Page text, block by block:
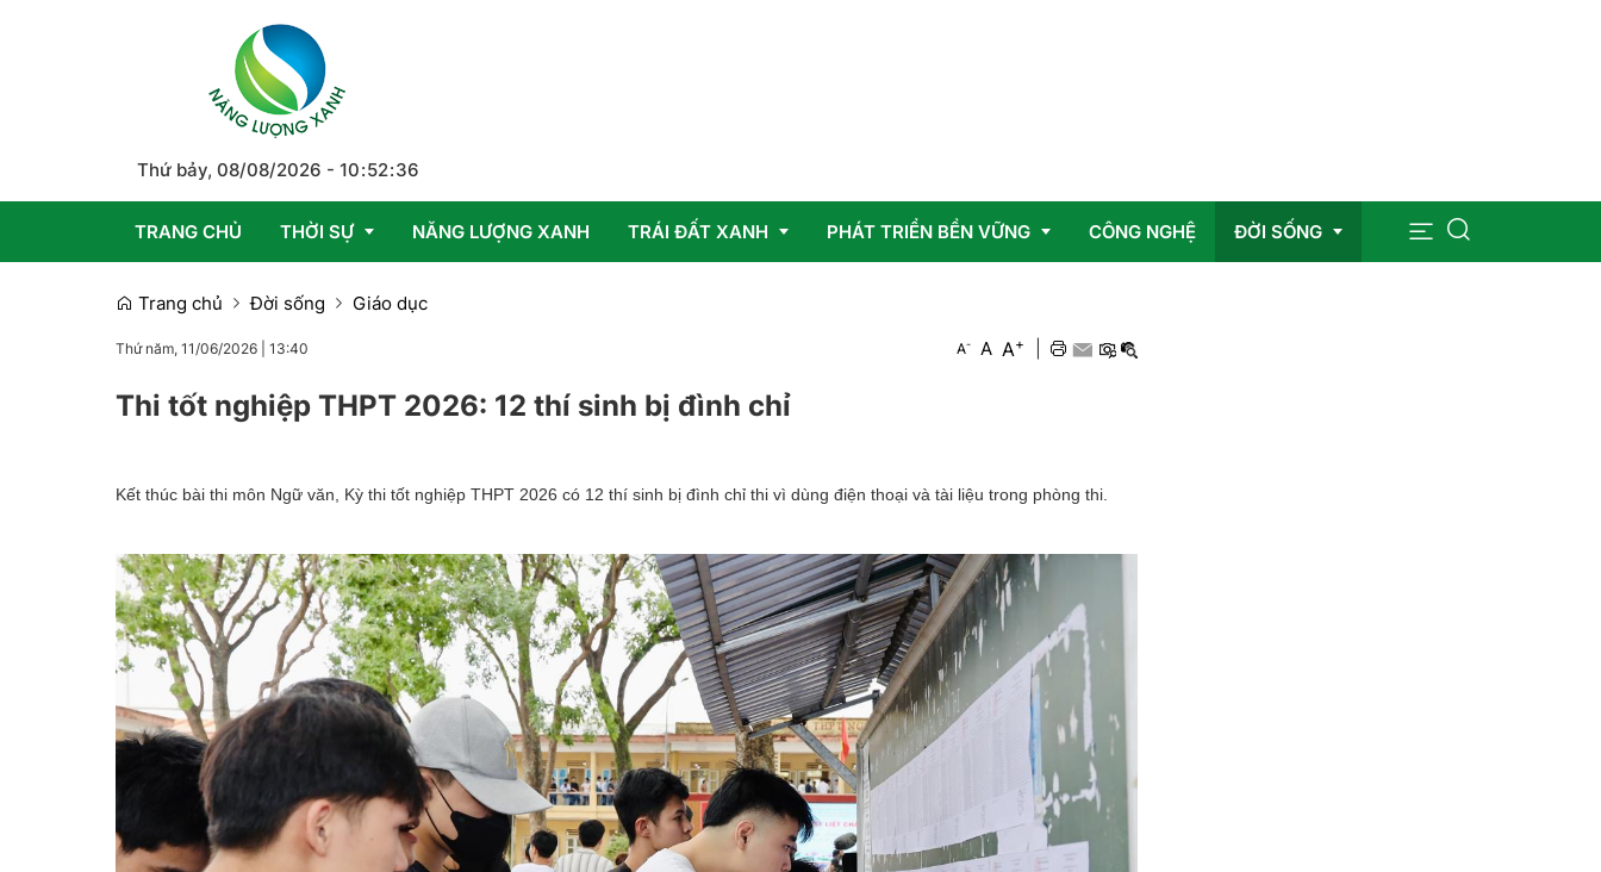
Thứ bảy, 08/08/2026 -10:52:37
TRANG CHỦ THỜI SỰ
Trong nước
Quốc tế
NĂNG LƯỢNG XANH TRÁI ĐẤT XANH
Giải pháp
PHÁT TRIỂN BỀN VỮNG CÔNG NGHỆ ĐỜI SỐNG
Trang chủ Đời sống Giáo dục
Thứ năm, 11/06/2026 13:40 A- A A+
Thi tốt nghiệp THPT 2026: 12 thí sinh bị đình chỉ
Kết thúc bài thi môn Ngữ văn, Kỳ thi tốt nghiệp THPT 2026 có 12 thí sinh bị đình chỉ thi vì dùng điện thoại và tài liệu trong phòng thi.